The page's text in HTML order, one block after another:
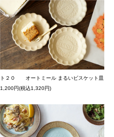
ト２０ オートミール まるいビスケット皿
1,200円(税込1,320円)